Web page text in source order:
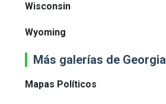
Wisconsin
Wyoming
Más galerías de Georgia
Mapas Políticos